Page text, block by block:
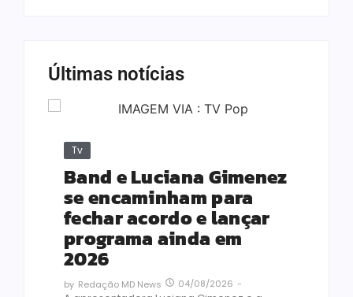
Últimas notícias
Tv
Band e Luciana Gimenez
se encaminham para
fechar acordo e lançar
programa ainda em
2026
by Redação MD News 04/08/2026 -